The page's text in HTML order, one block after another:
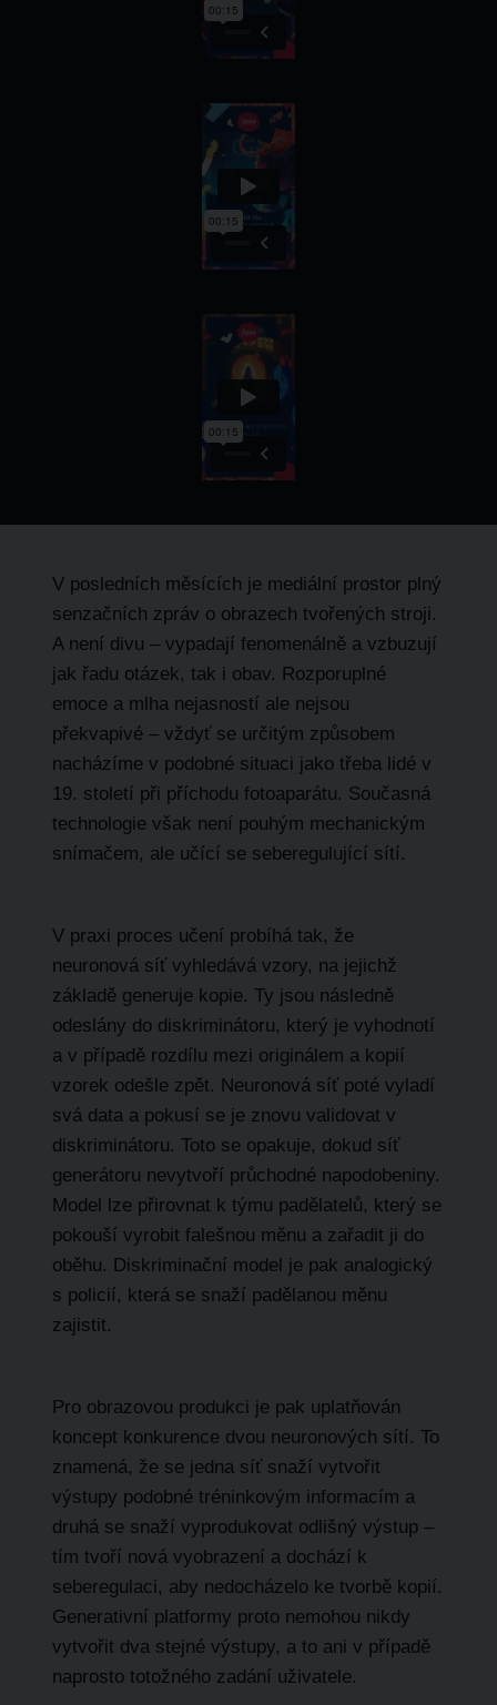
V posledních měsících je mediální prostor plný
senzačních zpráv o obrazech tvořených stroji.
A není divu – vypadají fenomenálně a vzbuzují
jak řadu otázek, tak i obav. Rozporuplné
emoce a mlha nejasností ale nejsou
překvapivé – vždyť se určitým způsobem
nacházíme v podobné situaci jako třeba lidé v
19. století při příchodu fotoaparátu. Současná
technologie však není pouhým mechanickým
snímačem, ale učící se seberegulující sítí.
V praxi proces učení probíhá tak, že
neuronová síť vyhledává vzory, na jejichž
základě generuje kopie. Ty jsou následně
odeslány do diskriminátoru, který je vyhodnotí
a v případě rozdílu mezi originálem a kopií
vzorek odešle zpět. Neuronová síť poté vyladí
svá data a pokusí se je znovu validovat v
diskriminátoru. Toto se opakuje, dokud síť
generátoru nevytvoří průchodné napodobeniny.
Model lze přirovnat k týmu padělatelů, který se
pokouší vyrobit falešnou měnu a zařadit ji do
oběhu. Diskriminační model je pak analogický
s policií, která se snaží padělanou měnu
zajistit.
Pro obrazovou produkci je pak uplatňován
koncept konkurence dvou neuronových sítí. To
znamená, že se jedna síť snaží vytvořit
výstupy podobné tréninkovým informacím a
druhá se snaží vyprodukovat odlišný výstup –
tím tvoří nová vyobrazení a dochází k
seberegulaci, aby nedocházelo ke tvorbě kopií.
Generativní platformy proto nemohou nikdy
vytvořit dva stejné výstupy, a to ani v případě
naprosto totožného zadání uživatele.